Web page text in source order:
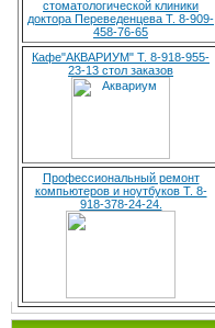
стоматологической клиники
доктора Переведенцева Т. 8-909-
458-76-65
Кафе"АКВАРИУМ" Т. 8-918-955-
23-13 стол заказов
Профессиональный ремонт
компьютеров и ноутбуков Т. 8-
918-378-24-24.